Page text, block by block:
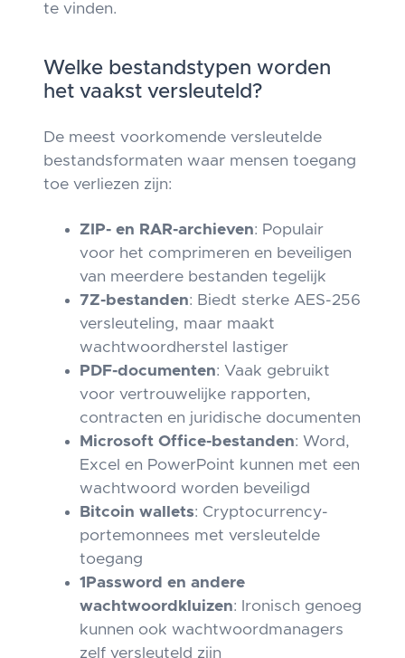
te vinden.
Welke bestandstypen worden
het vaakst versleuteld?
De meest voorkomende versleutelde
bestandsformaten waar mensen toegang
toe verliezen zijn:
ZIP- en RAR-archieven: Populair
voor het comprimeren en beveiligen
van meerdere bestanden tegelijk
7Z-bestanden: Biedt sterke AES-256
versleuteling, maar maakt
wachtwoordherstel lastiger
PDF-documenten: Vaak gebruikt
voor vertrouwelijke rapporten,
contracten en juridische documenten
Microsoft Office-bestanden: Word,
Excel en PowerPoint kunnen met een
wachtwoord worden beveiligd
Bitcoin wallets: Cryptocurrency-
portemonnees met versleutelde
toegang
1Password en andere
wachtwoordkluizen: Ironisch genoeg
kunnen ook wachtwoordmanagers
zelf versleuteld zijn